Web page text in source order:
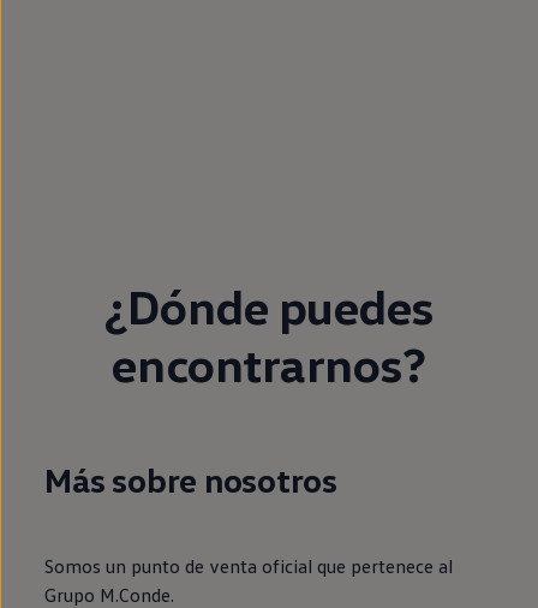
¿Dónde puedes
encontrarnos?
Más sobre nosotros
Somos un punto de venta oficial que pertenece al
Grupo M.Conde.